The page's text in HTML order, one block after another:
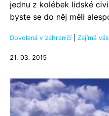
jednu z kolébek lidské
byste se do něj měli
Dovolená v zahraničí Zajímá vás
21. 03. 2015